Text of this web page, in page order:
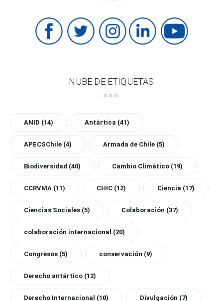
NUBE DE ETIQUETAS
ANID (14) Antártica (41)
APECSChile (4) Armada de Chile (5)
Biodiversidad (40) Cambio Climático (19)
CCRVMA (11) CHIC (12) Ciencia (17)
Ciencias Sociales (5) Colaboración (37)
colaboración internacional (20)
Congresos (5) conservación (9)
Derecho antártico (12)
Derecho Internacional (10) Divulgación (7)